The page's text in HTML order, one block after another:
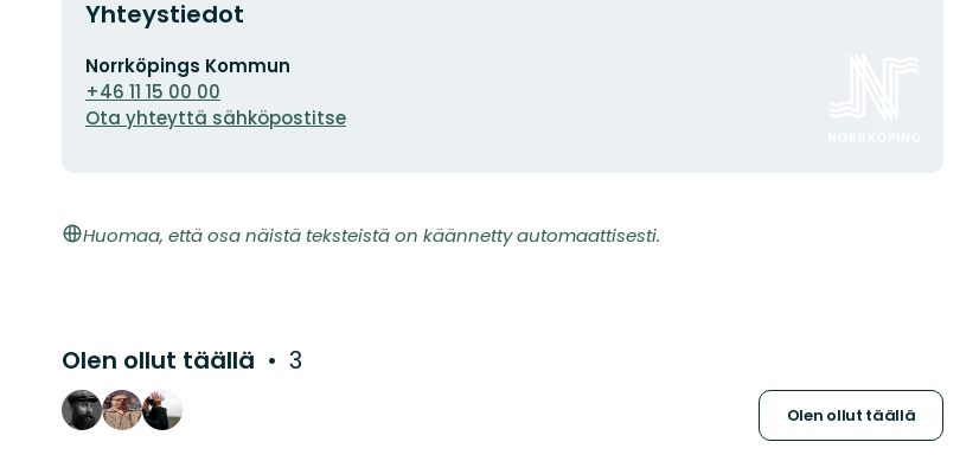
Yhteystiedot
Sähköpostiosoite
Norrköpings Kommun
+46 11 15 00 00
Ota yhteyttä sähköpostitse
Huomaa, että osa näistä teksteistä on käännetty automaattisesti.
Olen ollut täällä 3
Olen ollut täällä